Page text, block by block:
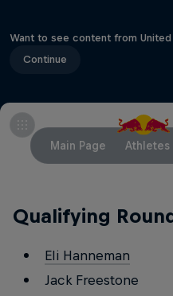
Want to see content from
Continue
Main Page Athletes
Qualifying
Eli Hanneman
Jack Freestone